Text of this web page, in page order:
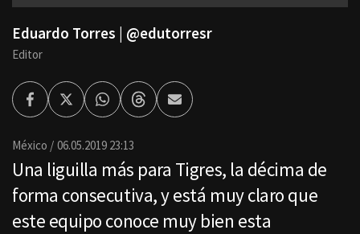
Eduardo Torres | @edutorresr
Editor
FacebookTwitterWhatsappThreadsEnviar
por
México 06.05.2019 23:13
Una liguilla más para Tigres, la décima de
forma consecutiva, y está muy claro que
este equipo conoce muy bien esta